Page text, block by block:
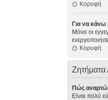
Κορυφή
Για να κάνω
Μόνο οι
Κορυφή
Ζητήματα
Πώς αναρτώ
Είναι πολύ